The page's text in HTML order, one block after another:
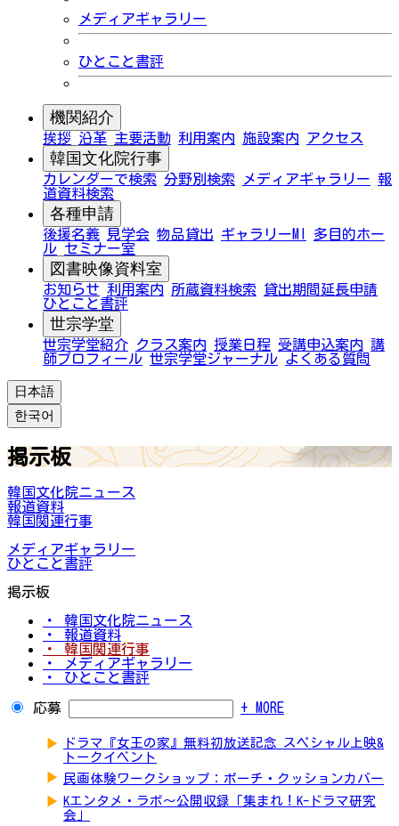
メディアギャラリー
ひとこと書評
機関紹介
挨拶 沿革 主要活動 利用案内 施設案内 アクセス
韓国文化院行事
カレンダーで検索 分野別検索 メディアギャラリー 報
道資料検索
各種申請
後援名義 見学会 物品貸出 ギャラリーMI
多目的ホー
ル セミナー室
図書映像資料室
お知らせ 利用案内 所蔵資料検索
貸出期間延長申請
ひとこと書評
世宗学堂
世宗学堂紹介 クラス案内 授業日程 受講申込案内 講
師プロフィール 世宗学堂ジャーナル よくある質問
日本語
한국어
掲示板
韓国文化院ニュース
報道資料
韓国関連行事
メディアギャラリー
ひとこと書評
掲示板
・ 韓国文化院ニュース
・ 報道資料
・ 韓国関連行事
・ メディアギャラリー
・ ひとこと書評
応募 + MORE
▶
ドラマ『女王の家』無料初放送記念 スペシャル上映&
トークイベント
▶ 民画体験ワークショップ：ポーチ・クッションカバー
▶ Kエンタメ・ラボ～公開収録「集まれ！K-ドラマ研究
会」